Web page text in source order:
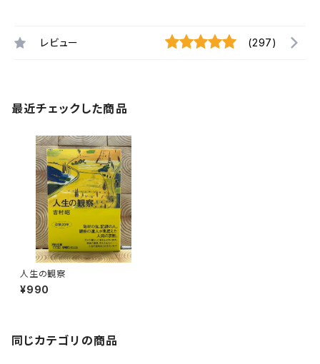
レビュー (297)
最近チェックした商品
人生の観察
¥990
同じカテゴリの商品